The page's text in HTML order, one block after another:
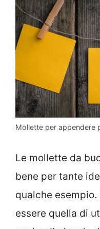
Mollette per appendere
Le mollette da
bene per tante
qualche
essere quella di